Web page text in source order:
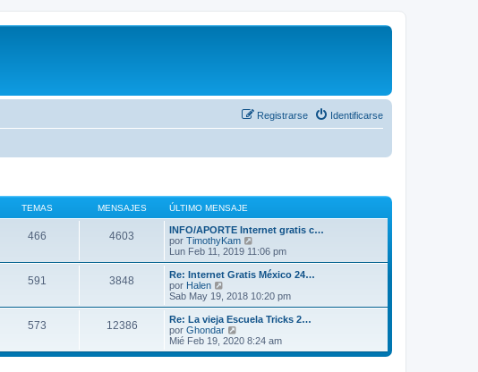
Identificarse
Registrarse
TEMAS MENSAJES ÚLTIMO MENSAJE
466 4603
INFO/APORTE Internet gratis c…
por TimothyKam
e
r
ú
t
m
o
m
e
n
Lun Feb 11, 2019 11:06 pm
591 3848
Re: Internet Gratis México 24…
por Halen
e
r
ú
l
t
m
Sab May 19, 2018 10:20 pm
573 12386
Re: La vieja Escuela Tricks 2…
por Ghondar
e
r
Mié Feb 19, 2020 8:24 am